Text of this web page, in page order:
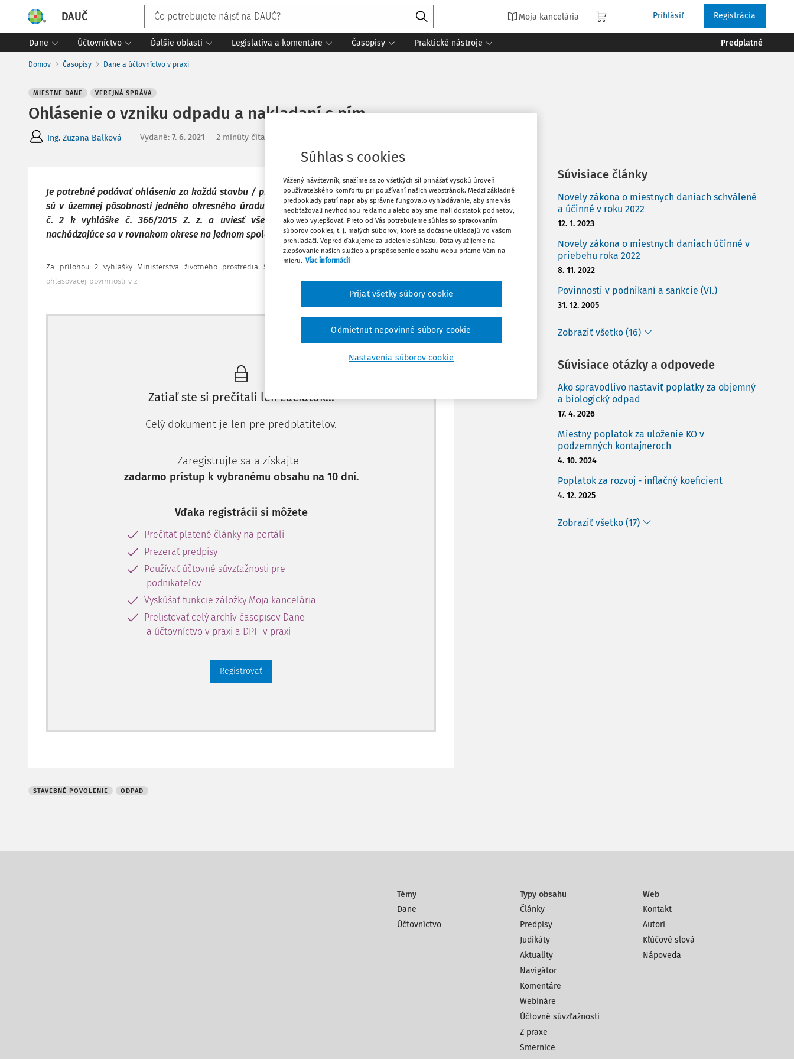
DAUČ Moja kancelária Prihlásiť Registrácia
Dane Účtovníctvo Ďalšie oblasti Legislatíva a komentáre Časopisy Praktické nástroje Predplatné
Domov Časopisy Dane a účtovníctvo v praxi
MIESTNE DANE VEREJNÁ SPRÁVA
Ohlásenie o vzniku odpadu a nakladaní s ním
Ing. Zuzana Balková Vydané: 7. 6. 2021 2 minúty čítania
Je potrebné podávať ohlásenia za každú stavbu / prevádzku prevádzkareň samostatne, keď
sú v územnej pôsobnosti jedného okresného úradu? Je možné postupovať v zmysle prílohy
č. 2 k vyhláške č. 366/2015 Z. z. a uviesť všetky stavby prevádzky / prevádzkarne
nachádzajúce sa v rovnakom okrese na jednom spoločnom ohlásení?
Za prílohou 2 vyhlášky Ministerstva životného prostredia SR č. 366/2015 Z.z. o evidenčnej povinnosti a
ohlasovacej povinnosti v z.
Máte predplatné? Prihláste sa
Zatiaľ ste si prečítali len začiatok...
Celý dokument je len pre predplatiteľov.
Zaregistrujte sa a získajte
zadarmo prístup k vybranému obsahu na 10 dní.
Vďaka registrácii si môžete
Prečítať platené články na portáli
Prezerať predpisy
Používať účtovné súvzťažnosti pre
podnikateľov
Vyskúšať funkcie záložky Moja kancelária
Prelistovať celý archív časopisov Dane
a účtovníctvo v praxi a DPH v praxi
Registrovať
STAVEBNÉ POVOLENIE ODPAD
Vytlačiť
Obľúbené
Súvisiace články
Novely zákona o miestnych daniach schválené
a účinné v roku 2022
12. 1. 2023
Novely zákona o miestnych daniach účinné v
priebehu roka 2022
8. 11. 2022
Povinnosti v podnikaní a sankcie (VI.)
31. 12. 2005
Zobraziť všetko (16)
Súvisiace otázky a odpovede
Ako spravodlivo nastaviť poplatky za objemný
a biologický odpad
17. 4. 2026
Miestny poplatok za uloženie KO v
podzemných kontajneroch
4. 10. 2024
Poplatok za rozvoj - inflačný koeficient
4. 12. 2025
Zobraziť všetko (17)
Témy
Dane
Účtovníctvo
Typy obsahu
Články
Predpisy
Judikáty
Aktuality
Navigátor
Komentáre
Webináre
Účtovné súvzťažnosti
Z praxe
Smernice
Web
Kontakt
Autori
Kľúčové slová
Nápoveda
Súhlas s cookies
Vážený návštevník, snažíme sa zo všetkých síl prinášať vysokú úroveň
používateľského komfortu pri používaní našich webstránok. Medzi základné
predpoklady patrí napr. aby správne fungovalo vyhľadávanie, aby sme vás
neobťažovali nevhodnou reklamou alebo aby sme mali dostatok podnetov,
ako web vylepšovať. Preto od Vás potrebujeme súhlas so spracovaním
súborov cookies, t. j. malých súborov, ktoré sa dočasne ukladajú vo vašom
prehliadači. Vopred ďakujeme za udelenie súhlasu. Dáta využijeme na
zlepšovanie našich služieb a prispôsobenie obsahu webu priamo Vám na
mieru. Viac informácií
Nastavenia súborov cookie
Odmietnut nepovinné súbory cookie
Prijať všetky súbory cookie